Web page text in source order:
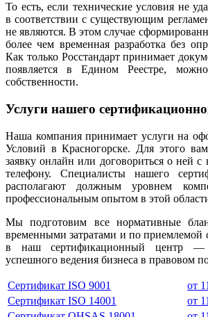
То есть, если технические условия не
в соответствии с существующим
не являются. В этом случае
более чем временная разработка без
Как только Росстандарт принимает
появляется в Едином Реестре,
собственности.
Услуги нашего
Наша компания принимает услуги на
Условий в Красногорске. Для этого
заявку онлайн или договориться о ней
телефону. Специалисты нашего
располагают должным уровнем
профессиональным опытом в этой
Мы подготовим все нормативные
временными затратами и по приемлемой
в наш сертификационный центр —
успешного ведения бизнеса в правовом
Сертификат ISO 9001
от
Сертификат ISO 14001
от